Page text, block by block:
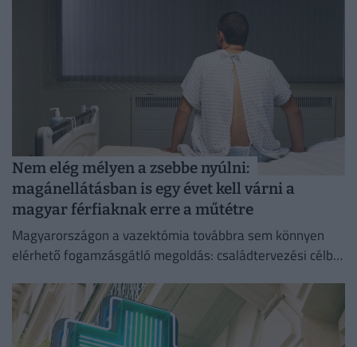
Nem elég mélyen a zsebbe nyúlni:
magánellátásban is egy évet kell várni a
magyar férfiaknak erre a műtétre
Magyarországon a vazektómia továbbra sem könnyen
elérhető fogamzásgátló megoldás: családtervezési célból